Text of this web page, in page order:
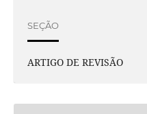
SEÇÃO
ARTIGO DE REVISÃO